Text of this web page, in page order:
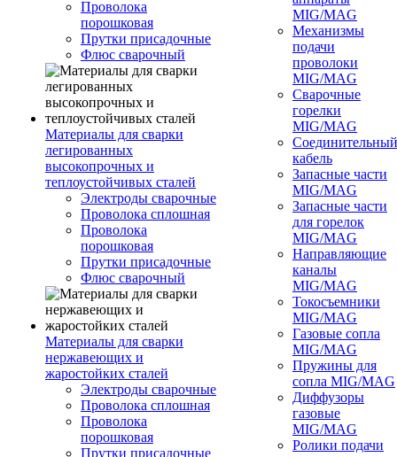
Проволока
порошковая
Прутки присадочные
Флюс сварочный
Материалы для сварки
легированных
высокопрочных и
теплоустойчивых сталей
Электроды сварочные
Проволока сплошная
Проволока
порошковая
Прутки присадочные
Флюс сварочный
Материалы для сварки
нержавеющих и
жаростойких сталей
Электроды сварочные
Проволока сплошная
Проволока
порошковая
Прутки присадочные
MIG/MAG
Механизмы
подачи
проволоки
MIG/MAG
Сварочные
горелки
MIG/MAG
Соединительный
кабель
Запасные части
MIG/MAG
Запасные части
для горелок
MIG/MAG
Направляющие
каналы
MIG/MAG
Токосъемники
MIG/MAG
Газовые сопла
MIG/MAG
Пружины для
сопла MIG/MAG
Диффузоры
газовые
MIG/MAG
Ролики подачи